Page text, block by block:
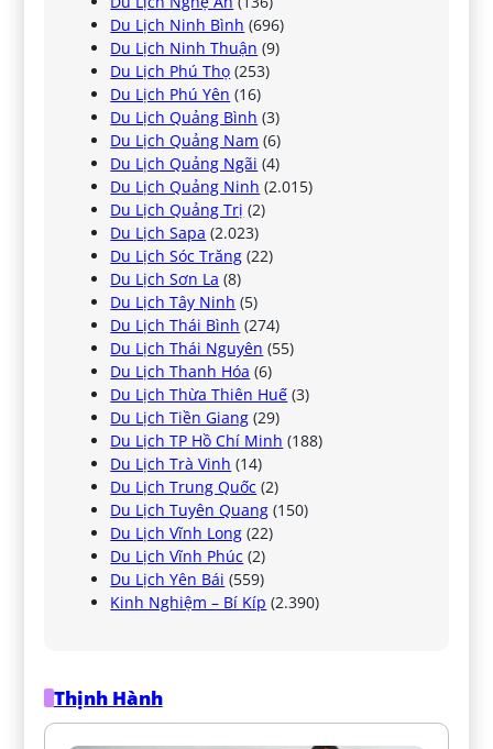
Du Lịch Ninh Bình (696)
Du Lịch Ninh Thuận (9)
Du Lịch Phú Thọ (253)
Du Lịch Phú Yên (16)
Du Lịch Quảng Bình (3)
Du Lịch Quảng Nam (6)
Du Lịch Quảng Ngãi (4)
Du Lịch Quảng Ninh (2.015)
Du Lịch Quảng Trị (2)
Du Lịch Sapa (2.023)
Du Lịch Sóc Trăng (22)
Du Lịch Sơn La (8)
Du Lịch Tây Ninh (5)
Du Lịch Thái Bình (274)
Du Lịch Thái Nguyên (55)
Du Lịch Thanh Hóa (6)
Du Lịch Thừa Thiên Huế (3)
Du Lịch Tiền Giang (29)
Du Lịch TP Hồ Chí Minh (188)
Du Lịch Trà Vinh (14)
Du Lịch Trung Quốc (2)
Du Lịch Tuyên Quang (150)
Du Lịch Vĩnh Long (22)
Du Lịch Vĩnh Phúc (2)
Du Lịch Yên Bái (559)
Kinh Nghiệm – Bí Kíp (2.390)
Thịnh Hành